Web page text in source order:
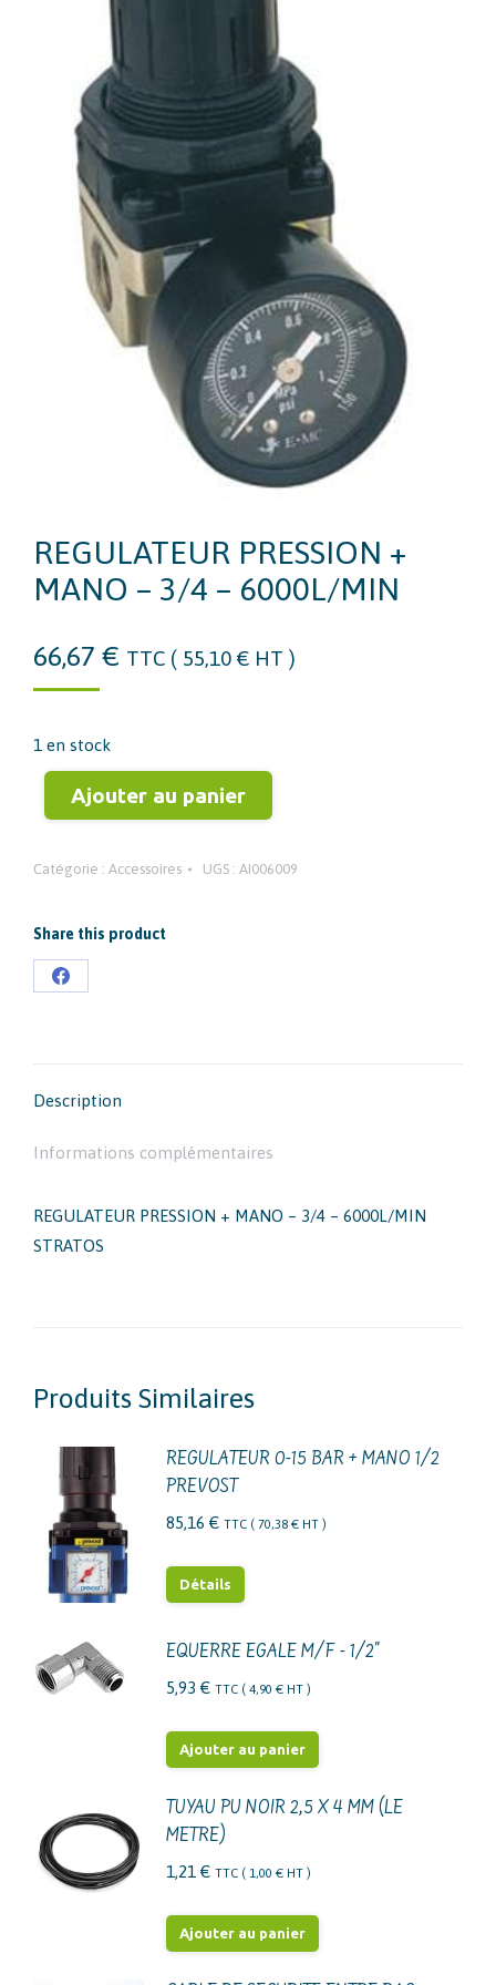
REGULATEUR PRESSION +
MANO – 3/4 – 6000L/MIN
66,67 € TTC ( 55,10 € HT )
1 en stock
Ajouter au panier
Catégorie : Accessoires UGS : AI006009
Share this product
Partager
Description
Informations complémentaires
REGULATEUR PRESSION + MANO – 3/4 – 6000L/MIN
STRATOS
Produits Similaires
REGULATEUR 0-15 BAR + MANO 1/2
PREVOST
85,16 € TTC ( 70,38 € HT )
Détails
EQUERRE EGALE M/F - 1/2"
5,93 € TTC ( 4,90 € HT )
Ajouter au panier
TUYAU PU NOIR 2,5 X 4 MM (LE
METRE)
1,21 € TTC ( 1,00 € HT )
Ajouter au panier